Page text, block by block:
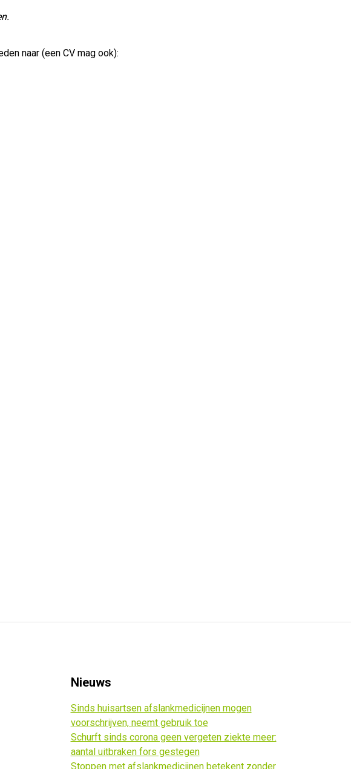
naar (een CV mag ook):
Nieuws
Sinds huisartsen afslankmedicijnen mogen
voorschrijven, neemt gebruik toe
Schurft sinds corona geen vergeten ziekte meer:
aantal uitbraken fors gestegen
Stoppen met afslankmedicijnen betekent zonder